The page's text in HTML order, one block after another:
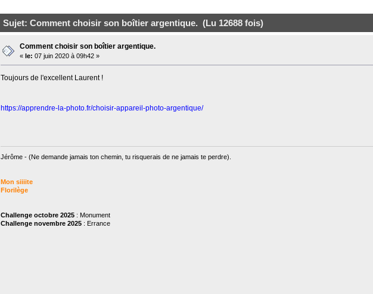
Sujet: Comment choisir son boîtier argentique. (Lu 12688 fois)
Comment choisir son boîtier argentique.
«le: 07 juin 2020 à 09h42 »
Toujours de l'excellent Laurent !
https://apprendre-la-photo.fr/choisir-appareil-photo-argentique/
Jérôme - (Ne demande jamais ton chemin, tu risquerais de ne jamais te perdre).
Mon siiiite
Florilège
Challenge octobre 2025: Monument
Challenge novembre 2025: Errance